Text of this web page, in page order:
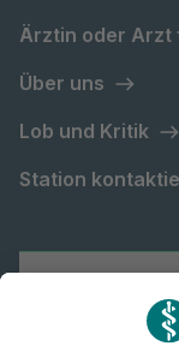
Ärztin oder Arzt
Über uns
Lob und Kritik
Station
Asklepios